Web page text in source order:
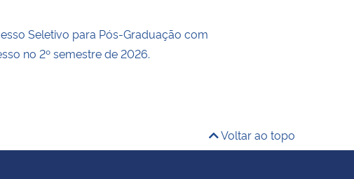
Seletivo para Pós-Graduação com
no 2º semestre de 2026.
Voltar ao topo